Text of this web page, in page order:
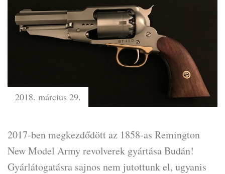
2018. március 29.
2017-ben megkezdődött az 1858-as Remington
New Model Army revolverek gyártása Budán!
Gyárlátogatásra sajnos nem jutottunk el, ugyanis